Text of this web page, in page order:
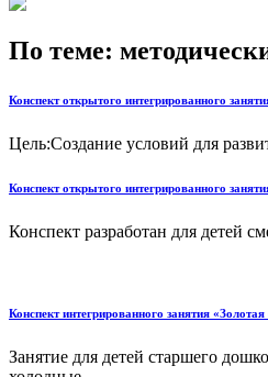
По теме:
Конспект открытого интегрированного
Цель:Создание условий для
Конспект открытого интегрированного
Конспект разработан для детей
Конспект интегрированного занятия «Золотая
Занятие для детей старшего